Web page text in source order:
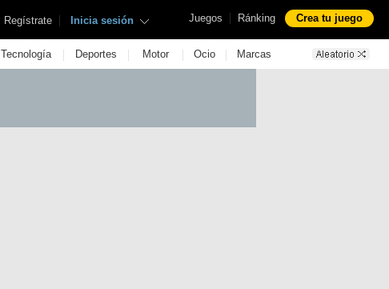
Juegos | Ránking Crea tu juego
Regístrate | Inicia sesión
Tecnología | Deportes | Motor | Ocio | Marcas